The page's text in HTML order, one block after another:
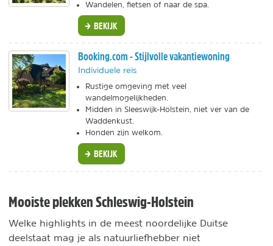
Wandelen, fietsen of naar de spa.
BEKIJK
Booking.com - Stijlvolle vakantiewoning
Individuele reis
Rustige omgeving met veel
wandelmogelijkheden.
Midden in Sleeswijk-Holstein, niet ver van de
Waddenkust.
Honden zijn welkom.
BEKIJK
Mooiste plekken Schleswig-Holstein
Welke highlights in de meest noordelijke Duitse
deelstaat mag je als natuurliefhebber niet